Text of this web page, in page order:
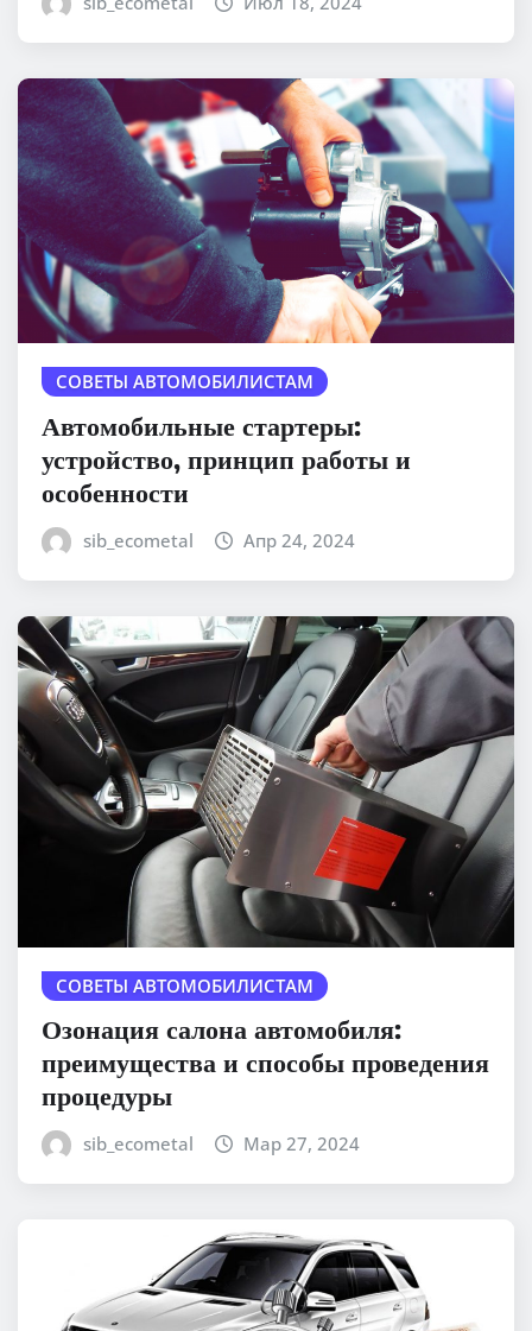
СОВЕТЫ АВТОМОБИЛИСТАМ
Автомобильные стартеры:
устройство, принцип работы и
особенности
sib_ecometal Апр 24, 2024
СОВЕТЫ АВТОМОБИЛИСТАМ
Озонация салона автомобиля:
преимущества и способы проведения
процедуры
sib_ecometal Мар 27, 2024